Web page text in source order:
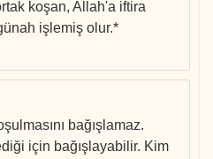
koşan, Allah'a iftira
işlemiş olur.*
bağışlamaz.
için bağışlayabilir. Kim